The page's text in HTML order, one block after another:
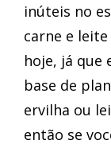
inúteis no
carne e
hoje, já que
base de
ervilha ou
então se